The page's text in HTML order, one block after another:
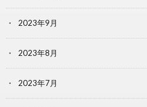
2023年9月
2023年8月
2023年7月